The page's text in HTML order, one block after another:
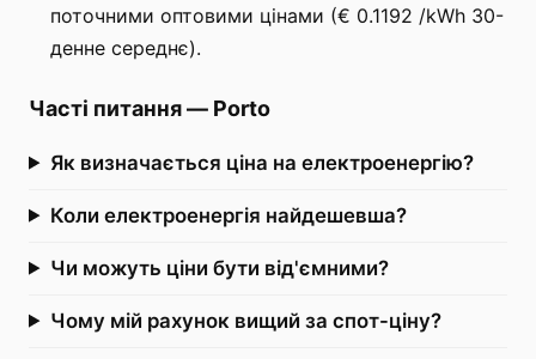
поточними оптовими цінами (€ 0.1192 /kWh 30-
денне середнє).
Часті питання— Porto
Як визначається ціна на електроенергію?
Коли електроенергія найдешевша?
Чи можуть ціни бути від'ємними?
Чому мій рахунок вищий за спот-ціну?